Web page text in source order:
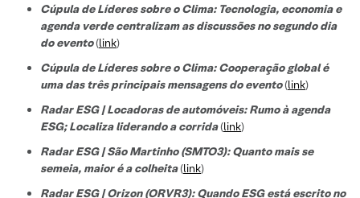
Cúpula de Líderes sobre o Clima: Tecnologia, economia e
agenda verde centralizam as discussões no segundo dia
do evento(link)
Cúpula de Líderes sobre o Clima: Cooperação global é
uma das três principais mensagens do evento(link)
Radar ESG | Locadoras de automóveis: Rumo à agenda
ESG; Localiza liderando a corrida(link)
Radar ESG | São Martinho (SMTO3): Quanto mais se
semeia, maior é a colheita(link)
Radar ESG | Orizon (ORVR3): Quando ESG está escrito no